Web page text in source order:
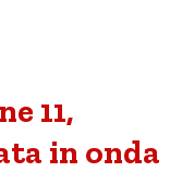
11,
in onda